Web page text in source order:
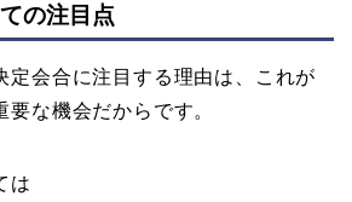
の注目点
定会合に注目する理由は、これが
な機会だからです。
は